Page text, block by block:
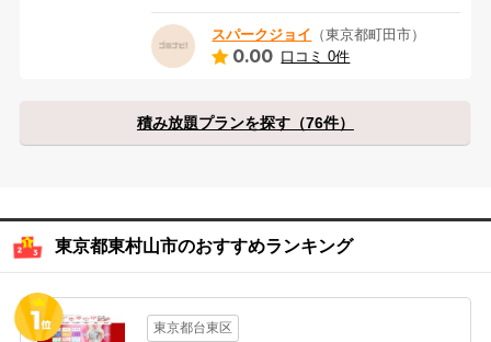
スパークジョイ （東京都町田市）
0.00 口コミ 0件
積み放題プランを探す（76件）
東京都東村山市のおすすめランキング
東京都台東区